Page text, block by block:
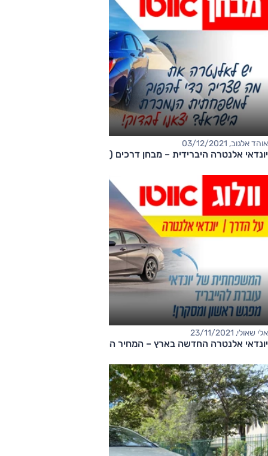
אוהד אלגוב, 03/12/2021
יונדאי אלנטרה היברידית – מבחן דרכים (רמת גימור סופרים)
אלי שאולי, 23/11/2021
יונדאי אלנטרה החדשה בארץ – המחיר החל מ-148,000 שקלים